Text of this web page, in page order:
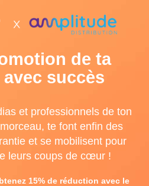
de ta
succès
et professionnels de ton
te font enfin des
et se mobilisent pour
leurs coups de cœur !
15% de réduction avec le